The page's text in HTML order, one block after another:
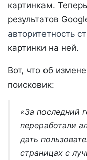
картинкам.
результатов
авторитетность
картинки на ней.
Вот, что об
поисковик:
«За последний
переработали
дать
страницах с